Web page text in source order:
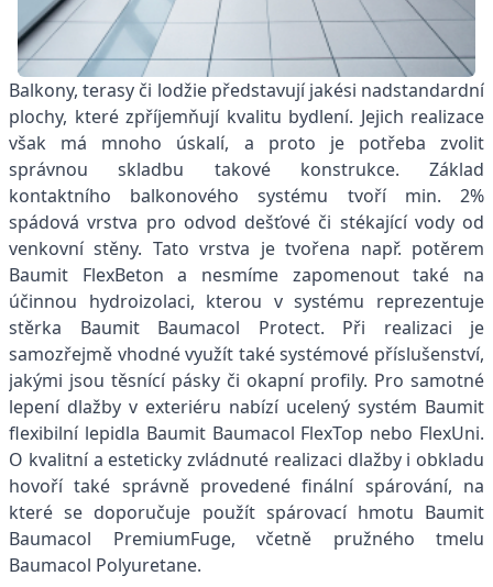
Balkony, terasy či lodžie představují jakési nadstandardní
plochy, které zpříjemňují kvalitu bydlení. Jejich realizace
však má mnoho úskalí, a proto je potřeba zvolit
správnou skladbu takové konstrukce. Základ
kontaktního balkonového systému tvoří min. 2%
spádová vrstva pro odvod dešťové či stékající vody od
venkovní stěny. Tato vrstva je tvořena např. potěrem
Baumit FlexBeton a nesmíme zapomenout také na
účinnou hydroizolaci, kterou v systému reprezentuje
stěrka Baumit Baumacol Protect. Při realizaci je
samozřejmě vhodné využít také systémové příslušenství,
jakými jsou těsnící pásky či okapní profily. Pro samotné
lepení dlažby v exteriéru nabízí ucelený systém Baumit
flexibilní lepidla Baumit Baumacol FlexTop nebo FlexUni.
O kvalitní a esteticky zvládnuté realizaci dlažby i obkladu
hovoří také správně provedené finální spárování, na
které se doporučuje použít spárovací hmotu Baumit
Baumacol PremiumFuge, včetně pružného tmelu
Baumacol Polyuretane.